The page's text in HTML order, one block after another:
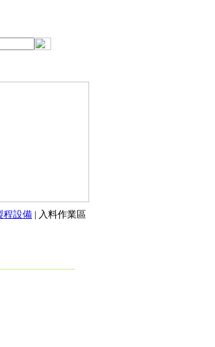
程設備 | 入料作業區